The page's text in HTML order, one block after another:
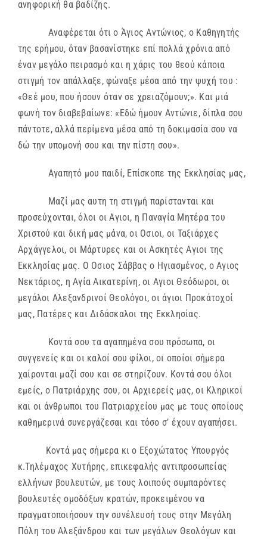
ανηφορική θα βαδίζης.
Αναφέρεται ότι ο Άγιος Αντώνιος, ο Καθηγητής
της ερήμου, όταν βασανίστηκε επί πολλά χρόνια από
έναν μεγάλο πειρασμό και η χάρις του θεού κάποια
στιγμή τον απάλλαξε, φώναξε μέσα από την ψυχή του :
«Θεέ μου, που ήσουν όταν σε χρειαζόμουν;». Και μιά
φωνή τον διαβεβαίωνε: «Εδώ ήμουν Αντώνιε, δίπλα σου
πάντοτε, αλλά περίμενα μέσα από τη δοκιμασία σου να
δώ την υπομονή σου και την πίστη σου».
Αγαπητό μου παιδί, Επίσκοπε της Εκκλησίας μας,
Μαζί μας αυτη τη στιγμή παρίστανται και
προσεύχονται, όλοι οι Αγιοι, η Παναγία Μητέρα του
Χριστού και δική μας μάνα, οι Οσιοι, οι Ταξιάρχες
Αρχάγγελοι, οι Μάρτυρες και οι Ασκητές Αγιοι της
Εκκλησίας μας. Ο Οσιος Σάββας ο Ηγιασμένος, ο Αγιος
Νεκτάριος, η Αγία Αικατερίνη, οι Αγιοι Θεόδωροι, οι
μεγάλοι Αλεξανδρινοί Θεολόγοι, οι άγιοι Προκάτοχοί
μας, Πατέρες και Διδάσκαλοι της Εκκλησίας.
Κοντά σου τα αγαπημένα σου πρόσωπα, οι
συγγενείς και οι καλοί σου φίλοι, οι οποίοι σήμερα
χαίρονται μαζί σου και σε στηρίζουν. Κοντά σου όλοι
εμείς, ο Πατριάρχης σου, οι Αρχιερείς μας, οι Κληρικοί
και οι άνθρωποι του Πατριαρχείου μας με τους οποίους
καθημερινά συνεργάζεσαι και τόσο σ’ έχουν αγαπήσει.
Κοντά μας σήμερα κι ο Εξοχώτατος Υπουργός
κ.Τηλέμαχος Χυτήρης, επικεφαλής αντιπροσωπείας
ελλήνων βουλευτών, με τους λοιπούς συμπαρόντες
βουλευτές ομοδόξων κρατών, προκειμένου να
πραγματοποιήσουν την συνέλευσή τους στην Μεγάλη
Πόλη του Αλεξάνδρου και των μεγάλων Θεολόγων και